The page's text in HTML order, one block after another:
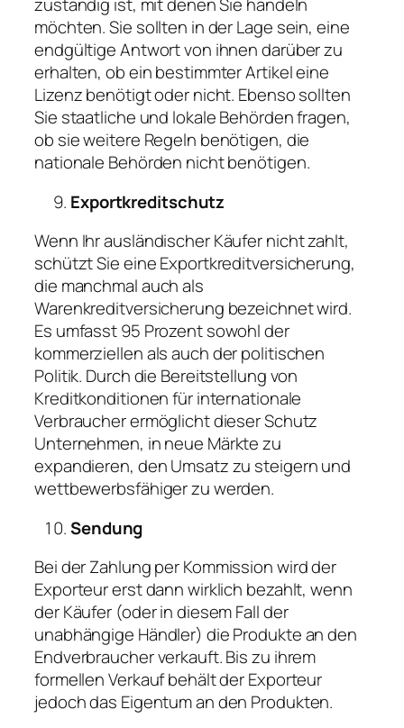
möchten. Sie sollten in der Lage sein, eine
endgültige Antwort von ihnen darüber zu
erhalten, ob ein bestimmter Artikel eine
Lizenz benötigt oder nicht. Ebenso sollten
Sie staatliche und lokale Behörden fragen,
ob sie weitere Regeln benötigen, die
nationale Behörden nicht benötigen.
Exportkreditschutz
Wenn Ihr ausländischer Käufer nicht zahlt,
schützt Sie eine Exportkreditversicherung,
die manchmal auch als
Warenkreditversicherung bezeichnet wird.
Es umfasst 95 Prozent sowohl der
kommerziellen als auch der politischen
Politik. Durch die Bereitstellung von
Kreditkonditionen für internationale
Verbraucher ermöglicht dieser Schutz
Unternehmen, in neue Märkte zu
expandieren, den Umsatz zu steigern und
wettbewerbsfähiger zu werden.
Sendung
Bei der Zahlung per Kommission wird der
Exporteur erst dann wirklich bezahlt, wenn
der Käufer (oder in diesem Fall der
unabhängige Händler) die Produkte an den
Endverbraucher verkauft. Bis zu ihrem
formellen Verkauf behält der Exporteur
jedoch das Eigentum an den Produkten.